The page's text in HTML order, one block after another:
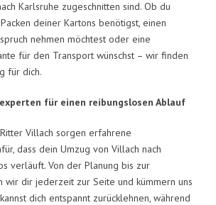
Karlsruhe zugeschnitten sind. Ob du
deiner Kartons benötigst, einen
nehmen möchtest oder eine
für den Transport wünschst – wir finden
für dich.
für einen reibungslosen Ablauf
Villach sorgen erfahrene
dass dein Umzug von Villach nach
verläuft. Von der Planung bis zur
wir dir jederzeit zur Seite und kümmern uns
dich entspannt zurücklehnen, während